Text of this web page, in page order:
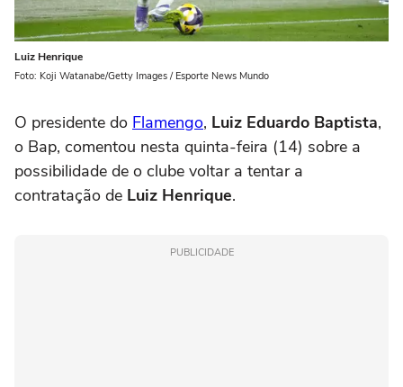
Luiz Henrique
Foto: Koji Watanabe/Getty Images / Esporte News Mundo
O presidente do Flamengo, Luiz Eduardo Baptista,
o Bap, comentou nesta quinta-feira (14) sobre a
possibilidade de o clube voltar a tentar a
contratação de Luiz Henrique.
PUBLICIDADE